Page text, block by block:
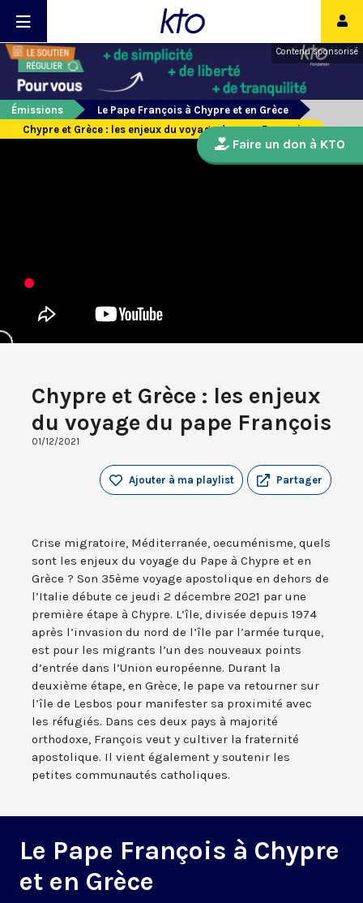
Contenu sponsorisé
Émissions
Le Pape François à Chypre et en Grèce
Chypre et Grèce : les enjeux du voyage du pape François
Chypre et Grèce : les enjeux
du voyage du pape François
01/12/2021
Partager
Ajouter à ma playlist
Crise migratoire, Méditerranée, oecuménisme, quels
sont les enjeux du voyage du Pape à Chypre et en
Grèce ? Son 35ème voyage apostolique en dehors de
l’Italie débute ce jeudi 2 décembre 2021 par une
première étape à Chypre. L’île, divisée depuis 1974
après l’invasion du nord de l’île par l’armée turque,
est pour les migrants l’un des nouveaux points
d’entrée dans l’Union européenne. Durant la
deuxième étape, en Grèce, le pape va retourner sur
l’île de Lesbos pour manifester sa proximité avec
les réfugiés. Dans ces deux pays à majorité
orthodoxe, François veut y cultiver la fraternité
apostolique. Il vient également y soutenir les
petites communautés catholiques.
Le Pape François à Chypre
et en Grèce
Faire un don à KTO